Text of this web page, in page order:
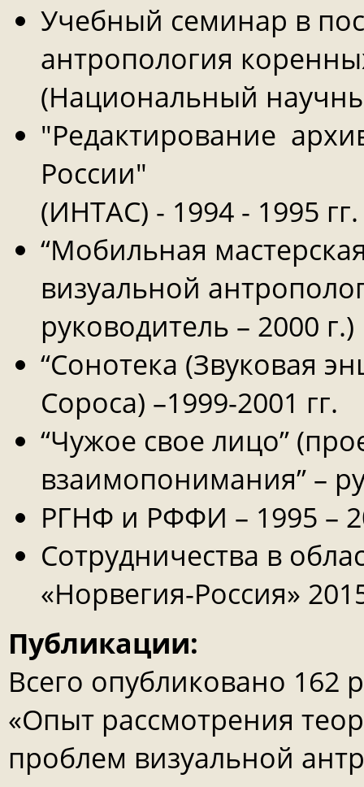
Учебный семинар в
антропология
(Национальный
"Редактирование
России"
(ИНТАС) - 1994 - 1995 гг.
“Мобильная
визуальной
руководитель – 2000 г.)
“Сонотека (Звуковая
Сороса) –1999-2001 гг.
“Чужое свое лицо”
взаимопонимания” –
РГНФ и РФФИ – 1995 –
Сотрудничества в
«Норвегия-Россия»
Публикации:
Всего опубликовано 162
«Опыт рассмотрения
проблем визуальной